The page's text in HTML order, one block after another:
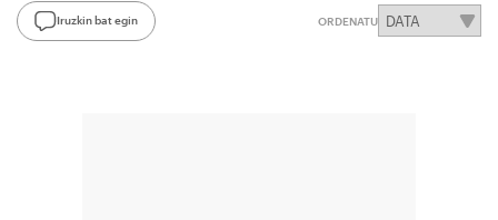
Iruzkin bat egin ORDENATU